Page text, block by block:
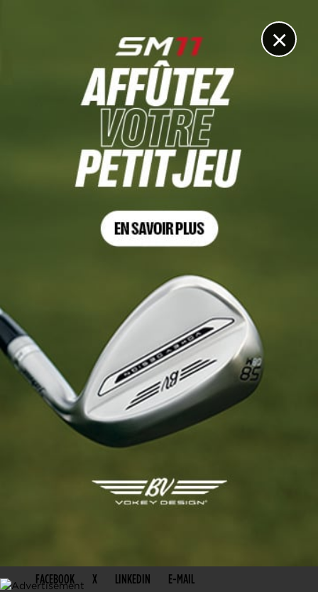
×
FACEBOOK X LINKEDIN E-MAIL